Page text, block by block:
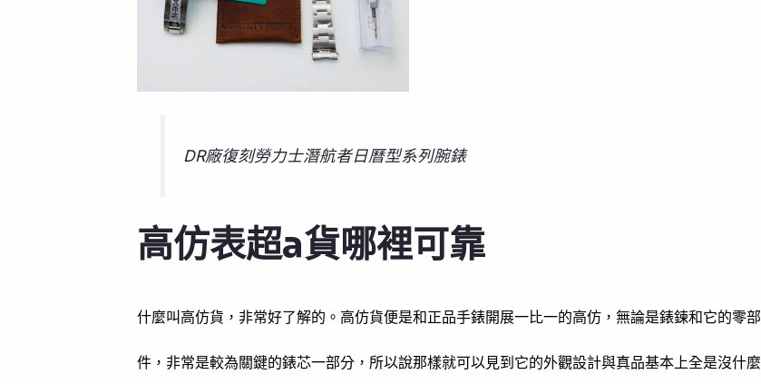
DR廠復刻勞力士潛航者日曆型系列腕錶
高仿表超a貨哪裡可靠
什麼叫高仿貨，非常好了解的。高仿貨便是和正品手錶開展一比一的高仿，無論是錶鍊和它的零部
件，非常是較為關鍵的錶芯一部分，所以說那樣就可以見到它的外觀設計與真品基本上全是沒什麼